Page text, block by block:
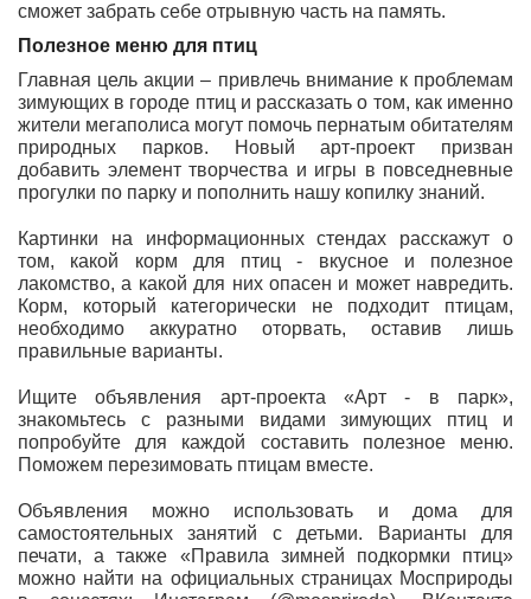
сможет забрать себе отрывную часть на память.
Полезное меню для птиц
Главная цель акции – привлечь внимание к проблемам
зимующих в городе птиц и рассказать о том, как именно
жители мегаполиса могут помочь пернатым обитателям
природных парков. Новый арт-проект призван
добавить элемент творчества и игры в повседневные
прогулки по парку и пополнить нашу копилку знаний.
Картинки на информационных стендах расскажут о
том, какой корм для птиц - вкусное и полезное
лакомство, а какой для них опасен и может навредить.
Корм, который категорически не подходит птицам,
необходимо аккуратно оторвать, оставив лишь
правильные варианты.
Ищите объявления арт-проекта «Арт - в парк»,
знакомьтесь с разными видами зимующих птиц и
попробуйте для каждой составить полезное меню.
Поможем перезимовать птицам вместе.
Объявления можно использовать и дома для
самостоятельных занятий с детьми. Варианты для
печати, а также «Правила зимней подкормки птиц»
можно найти на официальных страницах Мосприроды